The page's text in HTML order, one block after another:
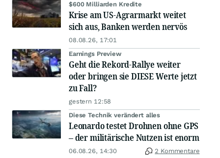
$600 Milliarden Kredite
Krise am US-Agrarmarkt weitet
sich aus, Banken werden nervös
08.08.26, 17:01
Earnings Preview
Geht die Rekord-Rallye weiter
oder bringen sie DIESE Werte jetzt
zu Fall?
gestern 12:58
Diese Technik verändert alles
Leonardo testet Drohnen ohne GPS
– der militärische Nutzen ist enorm
06.08.26, 14:30 2 Kommentare